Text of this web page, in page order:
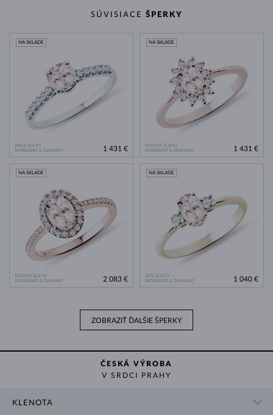
SÚVISIACE ŠPERKY
BIELE ZLATO
MORGANIT & DIAMANT
NA SKLADE
1 431 €
RUŽOVÉ ZLATO
MORGANIT & DIAMANT
NA SKLADE
1 431 €
RUŽOVÉ ZLATO
MORGANIT & DIAMANT
NA SKLADE
2 083 €
ŽLTÉ ZLATO
MORGANIT & DIAMANT
NA SKLADE
1 040 €
ZOBRAZIŤ ĎALŠIE ŠPERKY
ČESKÁ VÝROBA
V SRDCI PRAHY
KLENOTA